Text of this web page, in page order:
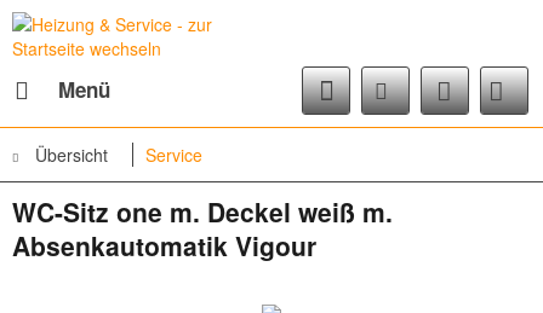
Menü
Übersicht Service
WC-Sitz one m. Deckel weiß m.
Absenkautomatik Vigour